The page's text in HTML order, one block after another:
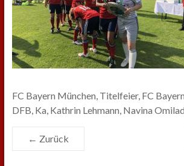
FC Bayern München, Titelfeier, FC
DFB, Ka, Kathrin Lehmann, Navina
← Zurück